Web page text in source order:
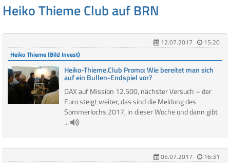
Heiko Thieme Club auf BRN
12.07.2017
15:20
Heiko Thieme (Bild Invest)
Heiko-Thieme.Club Promo: Wie bereitet man sich
auf ein Bullen-Endspiel vor?
DAX auf Mission 12.500, nächster Versuch – der
Euro steigt weiter, das sind die Meldung des
Sommerlochs 2017, in dieser Woche und dann gibt
...
05.07.2017
16:31